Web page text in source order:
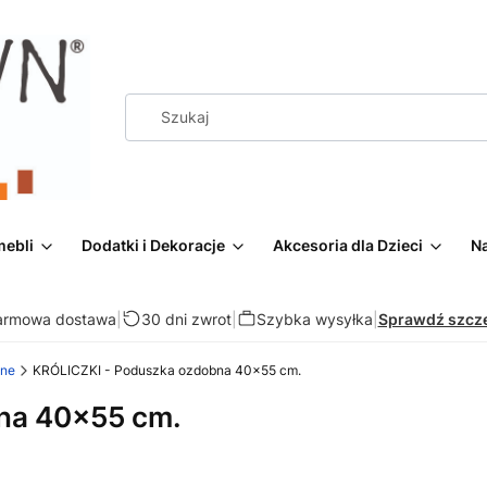
Dodatki i Dekoracje Akcesoria dla Dzieci
dostawa 30 dni zwrot| Szybka wysyłka Sprawdź
KRÓLICZKI - Poduszka ozdobna 40x55 cm.
40x55 cm.